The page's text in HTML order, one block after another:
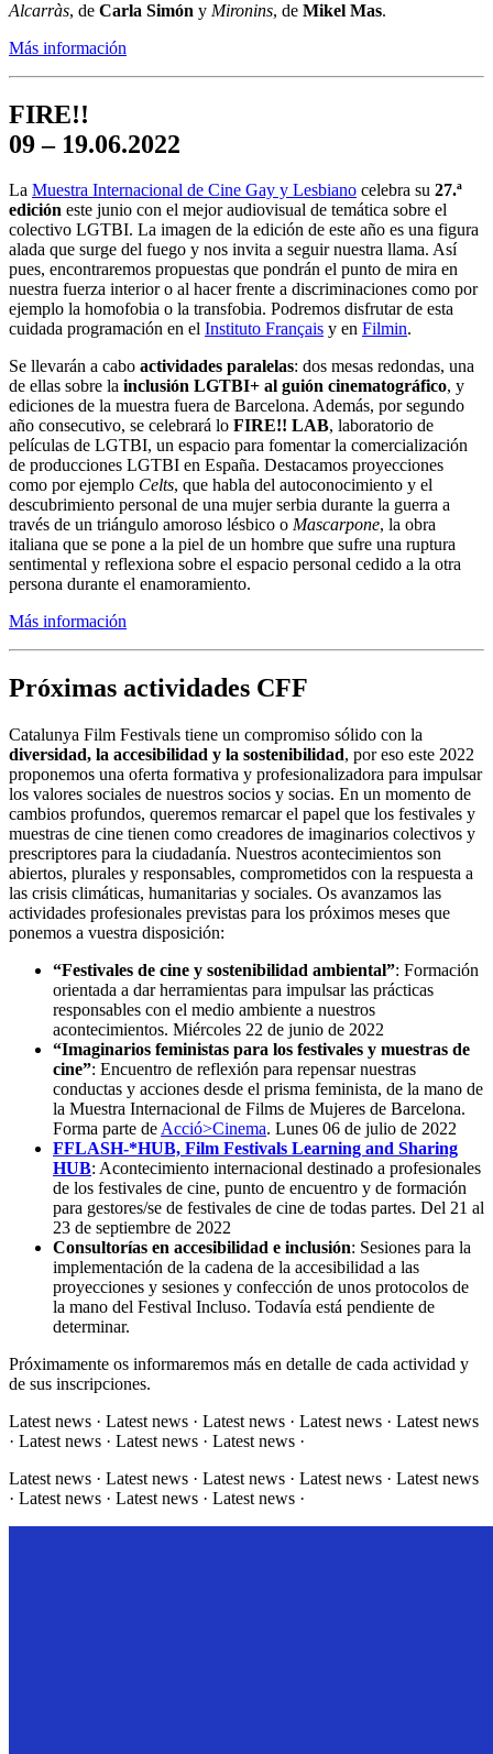
Alcarràs, de Carla Simón y Mironins, de Mikel Mas.
Más información
FIRE!!
09 – 19.06.2022
La Muestra Internacional de Cine Gay y Lesbiano celebra su 27.ª
edición este junio con el mejor audiovisual de temática sobre el
colectivo LGTBI. La imagen de la edición de este año es una figura
alada que surge del fuego y nos invita a seguir nuestra llama. Así
pues, encontraremos propuestas que pondrán el punto de mira en
nuestra fuerza interior o al hacer frente a discriminaciones como por
ejemplo la homofobia o la transfobia. Podremos disfrutar de esta
cuidada programación en el Instituto Français y en Filmin.
Se llevarán a cabo actividades paralelas: dos mesas redondas, una
de ellas sobre la inclusión LGTBI+ al guión cinematográfico, y
ediciones de la muestra fuera de Barcelona. Además, por segundo
año consecutivo, se celebrará lo FIRE!! LAB, laboratorio de
películas de LGTBI, un espacio para fomentar la comercialización
de producciones LGTBI en España. Destacamos proyecciones
como por ejemplo Celts, que habla del autoconocimiento y el
descubrimiento personal de una mujer serbia durante la guerra a
través de un triángulo amoroso lésbico o Mascarpone, la obra
italiana que se pone a la piel de un hombre que sufre una ruptura
sentimental y reflexiona sobre el espacio personal cedido a la otra
persona durante el enamoramiento.
Más información
Próximas actividades CFF
Catalunya Film Festivals tiene un compromiso sólido con la
diversidad, la accesibilidad y la sostenibilidad, por eso este 2022
proponemos una oferta formativa y profesionalizadora para impulsar
los valores sociales de nuestros socios y socias. En un momento de
cambios profundos, queremos remarcar el papel que los festivales y
muestras de cine tienen como creadores de imaginarios colectivos y
prescriptores para la ciudadanía. Nuestros acontecimientos son
abiertos, plurales y responsables, comprometidos con la respuesta a
las crisis climáticas, humanitarias y sociales. Os avanzamos las
actividades profesionales previstas para los próximos meses que
ponemos a vuestra disposición:
“Festivales de cine y sostenibilidad ambiental”: Formación
orientada a dar herramientas para impulsar las prácticas
responsables con el medio ambiente a nuestros
acontecimientos. Miércoles 22 de junio de 2022
“Imaginarios feministas para los festivales y muestras de
cine”: Encuentro de reflexión para repensar nuestras
conductas y acciones desde el prisma feminista, de la mano de
la Muestra Internacional de Films de Mujeres de Barcelona.
Forma parte de Acció>Cinema. Lunes 06 de julio de 2022
FFLASH-*HUB, Film Festivals Learning and Sharing
HUB: Acontecimiento internacional destinado a profesionales
de los festivales de cine, punto de encuentro y de formación
para gestores/se de festivales de cine de todas partes. Del 21 al
23 de septiembre de 2022
Consultorías en accesibilidad e inclusión: Sesiones para la
implementación de la cadena de la accesibilidad a las
proyecciones y sesiones y confección de unos protocolos de
la mano del Festival Incluso. Todavía está pendiente de
determinar.
Próximamente os informaremos más en detalle de cada actividad y
de sus inscripciones.
Latest news · Latest news · Latest news · Latest news · Latest news
· Latest news · Latest news · Latest news ·
Latest news · Latest news · Latest news · Latest news · Latest news
· Latest news · Latest news · Latest news ·